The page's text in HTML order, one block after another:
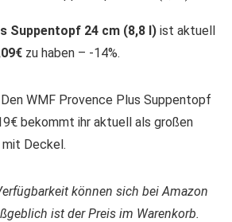
Suppentopf 24 cm (8,8 l) ist aktuell
zu haben – -14%.
WMF Provence Plus Suppentopf
bekommt ihr aktuell als großen
Deckel.
können sich bei Amazon
ist der Preis im Warenkorb.